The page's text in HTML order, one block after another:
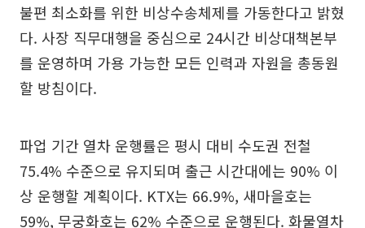
불편 최소화를 위한 비상수송체제를 가동한다고 밝혔
다. 사장 직무대행을 중심으로 24시간 비상대책본부
를 운영하며 가용 가능한 모든 인력과 자원을 총동원
할 방침이다.
파업 기간 열차 운행률은 평시 대비 수도권 전철
75.4% 수준으로 유지되며 출근 시간대에는 90% 이
상 운행할 계획이다. KTX는 66.9%, 새마을호는
59%, 무궁화호는 62% 수준으로 운행된다. 화물열차